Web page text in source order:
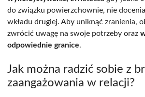
do związku powierzchownie, nie
wkładu drugiej. Aby uniknąć zranienia,
zwrócić uwagę na swoje potrzeby oraz
odpowiednie granice.
Jak można radzić sobie z
zaangażowania w relacji?